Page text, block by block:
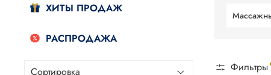
Фильтры
ХИТЫ ПРОДАЖ
РАСПРОДАЖА